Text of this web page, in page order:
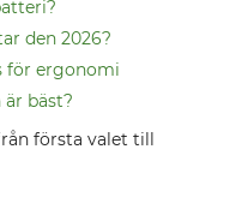
den 2026?
för ergonomi
är bäst?
första valet till